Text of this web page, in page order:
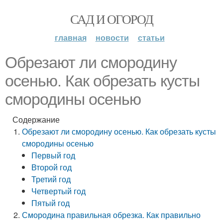
САД И ОГОРОД
главная новости статьи
Обрезают ли смородину
осенью. Как обрезать кусты
смородины осенью
Содержание
Обрезают ли смородину осенью. Как обрезать кусты
смородины осенью
Первый год
Второй год
Третий год
Четвертый год
Пятый год
Смородина правильная обрезка. Как правильно